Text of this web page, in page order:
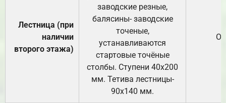
Лестница (при
наличии
второго этажа)
заводские резные,
балясины- заводские
точеные,
устанавливаются
стартовые точёные
столбы. Ступени 40х200
мм. Тетива лестницы-
90х140 мм.